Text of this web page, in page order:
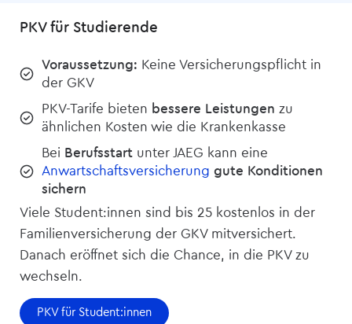
PKV für Studierende
Voraussetzung: Keine Versicherungspflicht in
der GKV
PKV-Tarife bieten bessere Leistungen zu
ähnlichen Kosten wie die Krankenkasse
Bei Berufsstart unter JAEG kann eine
Anwartschafts­versicherung gute Konditionen
sichern
Viele Student:innen sind bis 25 kostenlos in der
Familien­versicherung der GKV mitversichert.
Danach eröffnet sich die Chance, in die PKV zu
wechseln.
PKV für Student:innen